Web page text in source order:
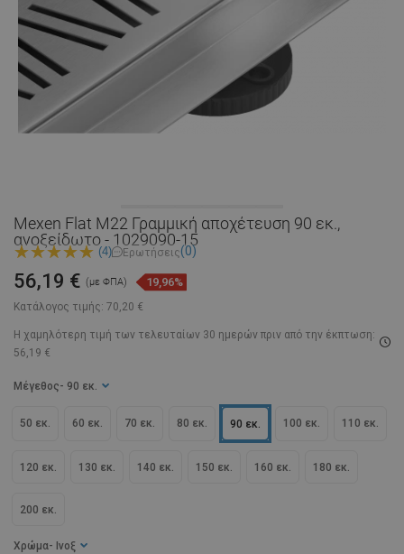
Mexen Flat M22 Γραμμική αποχέτευση 90 εκ.,
ανοξείδωτο - 1029090-15
(4) Ερωτήσεις(0)
Κατάλογος τιμής: 70,20 €
56,19 € (με ΦΠΑ) 19,96%
Η χαμηλότερη τιμή των τελευταίων 30 ημερών πριν από την έκπτωση:
56,19 €
Μέγεθος - 90 εκ.
50 εκ. 60 εκ. 70 εκ. 80 εκ. 90 εκ. 100 εκ. 110 εκ.
120 εκ. 130 εκ. 140 εκ. 150 εκ. 160 εκ. 180 εκ.
200 εκ.
Χρώμα - Ινοξ